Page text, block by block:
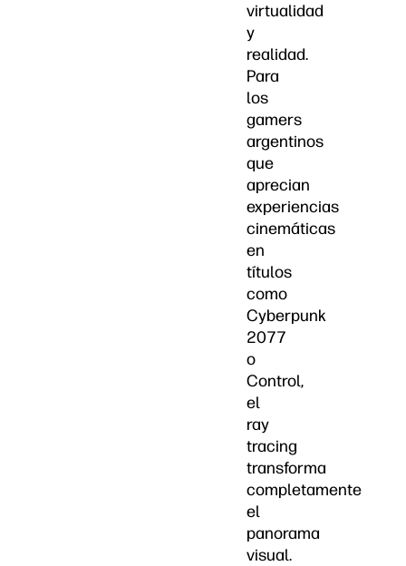
virtualidad
y
realidad.
Para
los
gamers
argentinos
que
aprecian
experiencias
cinemáticas
en
títulos
como
Cyberpunk
2077
o
Control,
el
ray
tracing
transforma
completamente
el
panorama
visual.